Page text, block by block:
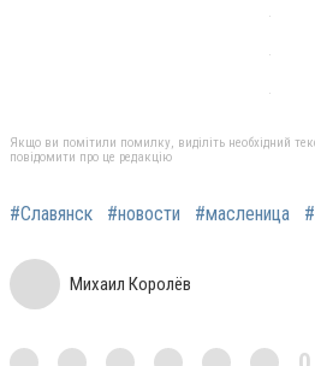
Якщо ви помітили помилку, виділіть необхідний
повідомити про це редакцію
#Славянск #новости #масленица
Михаил Королёв